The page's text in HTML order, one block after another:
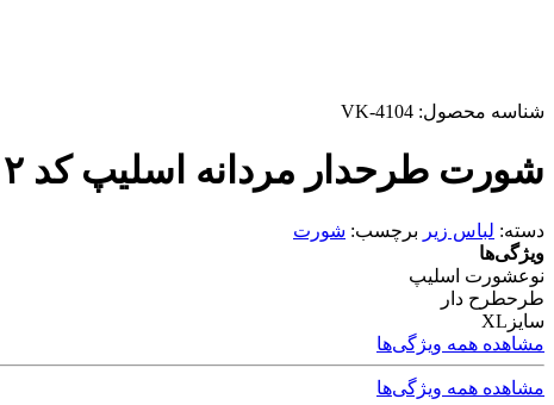
شناسه محصول: VK-4104
شورت طرحدار مردانه اسلیپ کد ۰۱۲
دسته: لباس زیر برچسب: شورت
ویژگی‌ها
نوعشورت اسلیپ
طرحطرح دار
سایز XL
مشاهده همه ویژگی‌ها
مشاهده همه ویژگی‌ها